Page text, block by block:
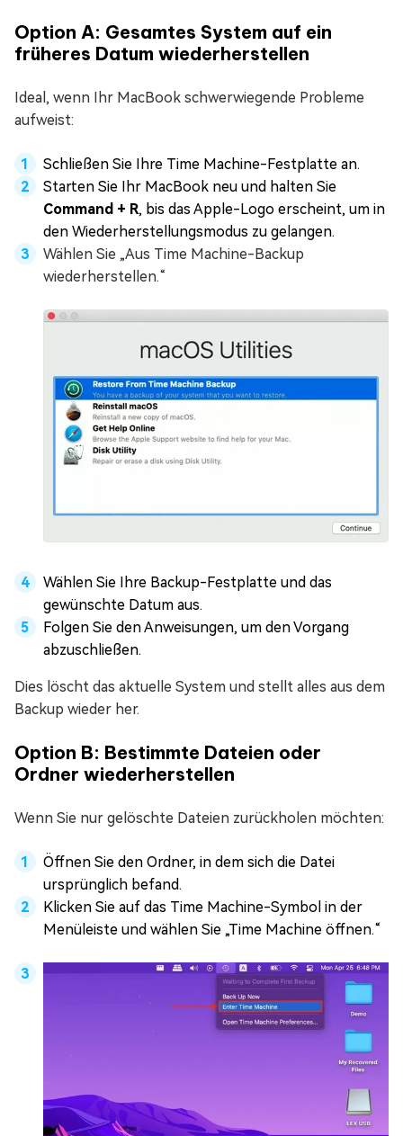
Option A: Gesamtes System auf ein
früheres Datum wiederherstellen
Ideal, wenn Ihr MacBook schwerwiegende Probleme
aufweist:
Schließen Sie Ihre Time Machine-Festplatte an.
Starten Sie Ihr MacBook neu und halten Sie
Command + R, bis das Apple-Logo erscheint, um in
den Wiederherstellungsmodus zu gelangen.
Wählen Sie „Aus Time Machine-Backup
wiederherstellen.“
Wählen Sie Ihre Backup-Festplatte und das
gewünschte Datum aus.
Folgen Sie den Anweisungen, um den Vorgang
abzuschließen.
Dies löscht das aktuelle System und stellt alles aus dem
Backup wieder her.
Option B: Bestimmte Dateien oder
Ordner wiederherstellen
Wenn Sie nur gelöschte Dateien zurückholen möchten:
Öffnen Sie den Ordner, in dem sich die Datei
ursprünglich befand.
Klicken Sie auf das Time Machine-Symbol in der
Menüleiste und wählen Sie „Time Machine öffnen.“